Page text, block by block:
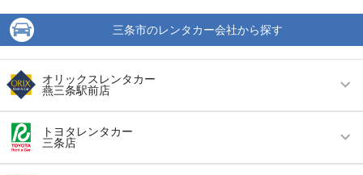
三条市のレンタカー会社から探す
オリックスレンタカー
燕三条駅前店
営業時間 毎日 08:30 ～ 19:00
アクセス
トヨタレンタカー
三条店